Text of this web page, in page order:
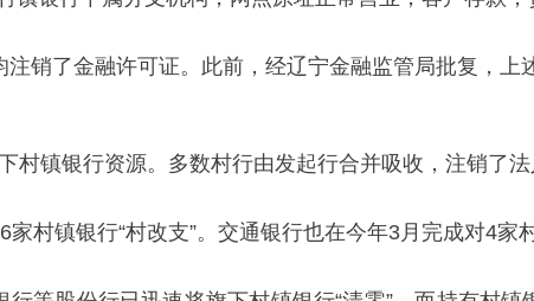
销了金融许可证。此前，经辽宁金融监管局批复，
村镇银行资源。多数村行由发起行合并吸收，注销了
村镇银行“村改支”。交通银行也在今年3月完成对4家村